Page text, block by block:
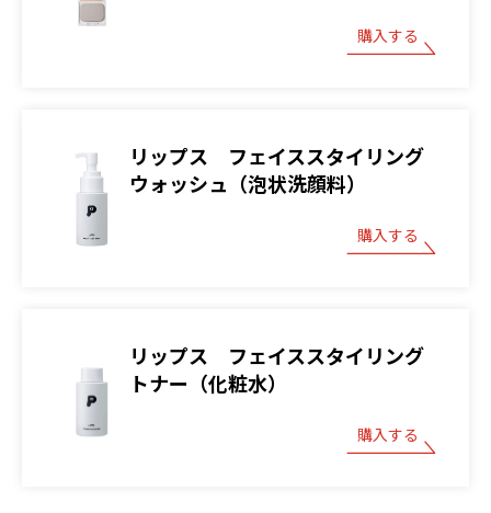
購入する
リップス フェイススタイリング
ウォッシュ（泡状洗顔料）
購入する
リップス フェイススタイリング
トナー（化粧水）
購入する